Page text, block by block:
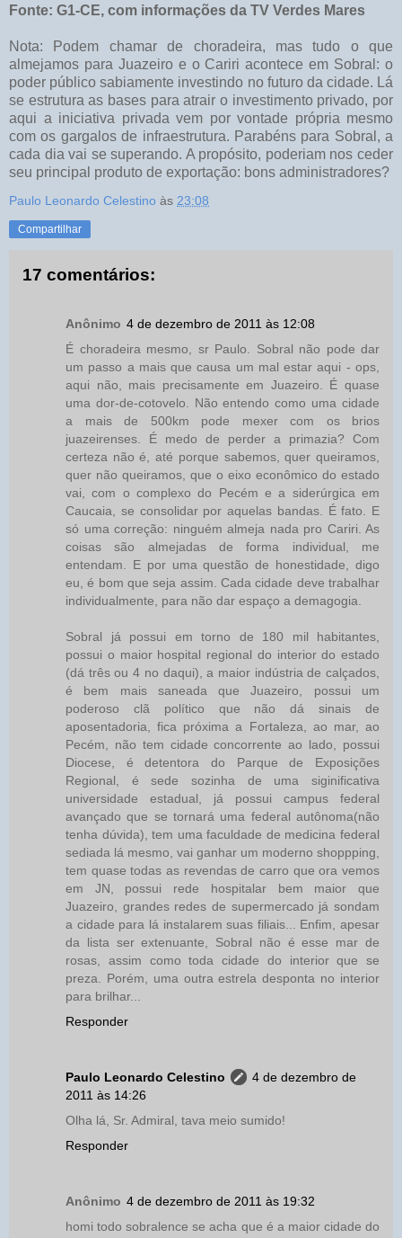
Fonte: G1-CE, com informações da TV Verdes Mares
Nota: Podem chamar de choradeira, mas tudo o que
almejamos para Juazeiro e o Cariri acontece em Sobral: o
poder público sabiamente investindo no futuro da cidade. Lá
se estrutura as bases para atrair o investimento privado, por
aqui a iniciativa privada vem por vontade própria mesmo
com os gargalos de infraestrutura. Parabéns para Sobral, a
cada dia vai se superando. A propósito, poderiam nos ceder
seu principal produto de exportação: bons administradores?
Paulo Leonardo Celestino às 23:08
Compartilhar
17 comentários:
Anônimo 4 de dezembro de 2011 às 12:08
É choradeira mesmo, sr Paulo. Sobral não pode dar
um passo a mais que causa um mal estar aqui - ops,
aqui não, mais precisamente em Juazeiro. É quase
uma dor-de-cotovelo. Não entendo como uma cidade
a mais de 500km pode mexer com os brios
juazeirenses. É medo de perder a primazia? Com
certeza não é, até porque sabemos, quer queiramos,
quer não queiramos, que o eixo econômico do estado
vai, com o complexo do Pecém e a siderúrgica em
Caucaia, se consolidar por aquelas bandas. É fato. E
só uma correção: ninguém almeja nada pro Cariri. As
coisas são almejadas de forma individual, me
entendam. E por uma questão de honestidade, digo
eu, é bom que seja assim. Cada cidade deve trabalhar
individualmente, para não dar espaço a demagogia.
Sobral já possui em torno de 180 mil habitantes,
possui o maior hospital regional do interior do estado
(dá três ou 4 no daqui), a maior indústria de calçados,
é bem mais saneada que Juazeiro, possui um
poderoso clã político que não dá sinais de
aposentadoria, fica próxima a Fortaleza, ao mar, ao
Pecém, não tem cidade concorrente ao lado, possui
Diocese, é detentora do Parque de Exposições
Regional, é sede sozinha de uma siginificativa
universidade estadual, já possui campus federal
avançado que se tornará uma federal autônoma(não
tenha dúvida), tem uma faculdade de medicina federal
sediada lá mesmo, vai ganhar um moderno shoppping,
tem quase todas as revendas de carro que ora vemos
em JN, possui rede hospitalar bem maior que
Juazeiro, grandes redes de supermercado já sondam
a cidade para lá instalarem suas filiais... Enfim, apesar
da lista ser extenuante, Sobral não é esse mar de
rosas, assim como toda cidade do interior que se
preza. Porém, uma outra estrela desponta no interior
para brilhar...
Responder
Paulo Leonardo Celestino
4 de dezembro de
2011 às 14:26
Olha lá, Sr. Admiral, tava meio sumido!
Responder
Anônimo 4 de dezembro de 2011 às 19:32
homi todo sobralence se acha que é a maior cidade do